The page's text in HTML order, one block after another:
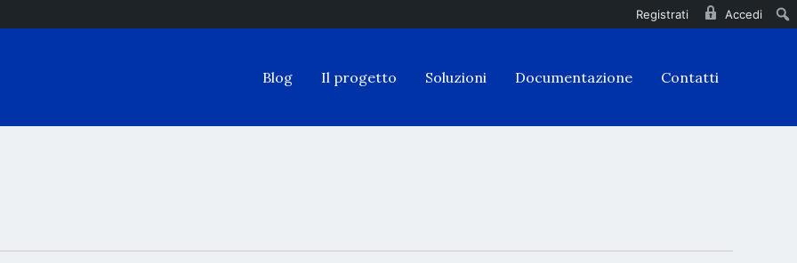
Registrati Accedi
Blog Il progetto Soluzioni Documentazione Contatti